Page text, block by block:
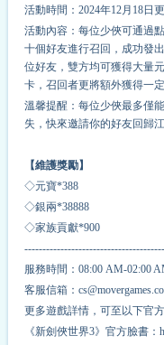
活動時間：2024年12月18日
活動內容：每位少俠可通過
十個好友進行召回，成功發
位好友，雙方均可獲得大量
卡，召回者更將額外獲得一
溫馨提醒：每位少俠最多僅
失，快來邀請你的好友回歸江
【維護獎勵】
◇元寶*388
◇銀兩*38888
◇家族貢獻*900
服務時間：08:00 AM-02:00
客服信箱：
更多遊戲詳情，可至以下官
《新劍俠世界3》官方臉書：